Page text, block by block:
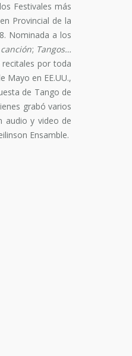
Festivales más
Provincial de la
Nominada a los
; Tangos…
por toda
Mayo en EE.UU.,
de Tango de
grabó varios
audio y video de
Ensamble.